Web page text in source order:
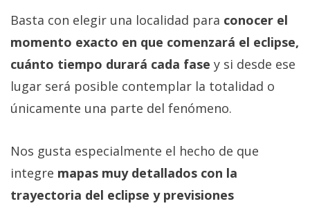
Basta con elegir una localidad para conocer el
momento exacto en que comenzará el eclipse,
cuánto tiempo durará cada fase y si desde ese
lugar será posible contemplar la totalidad o
únicamente una parte del fenómeno.
Nos gusta especialmente el hecho de que
integre mapas muy detallados con la
trayectoria del eclipse y previsiones